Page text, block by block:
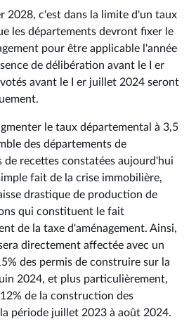
2028, c'est dans la limite d'un taux
les départements devront fixer le
pour être applicable l'année
de délibération avant le I er
avant le I er juillet 2024 seront
le taux départemental à 3,5
des départements de
de recettes constatées aujourd'hui
fait de la crise immobilière,
drastique de production de
qui constituent le fait
de la taxe d'aménagement. Ainsi,
directement affectée avec un
des permis de construire sur la
2024, et plus particulièrement,
de la construction des
période juillet 2023 à août 2024.